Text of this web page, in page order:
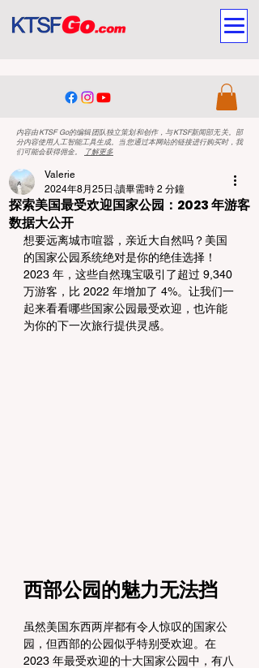
内容由KTSF Go的编辑团队独立策划和创作，与KTSF新闻部无关。部
分内容使用人工智能工具生成。当您通过本网站的链接进行购买时，我
们可能会获得佣金。
了解更多
探索美国最受欢迎国家公园：2023 年游客
数据大公开
Valerie
2024年8月25日 讀畢需時 2 分鐘
想要远离城市喧嚣，亲近大自然吗？美国
的国家公园系统绝对是你的绝佳选择！
2023 年，这些自然瑰宝吸引了超过 9,340
万游客，比 2022 年增加了 4%。让我们一
起来看看哪些国家公园最受欢迎，也许能
为你的下一次旅行提供灵感。
西部公园的魅力无法挡
虽然美国东西两岸都有令人惊叹的国家公
园，但西部的公园似乎特别受欢迎。在
2023 年最受欢迎的十大国家公园中，有八